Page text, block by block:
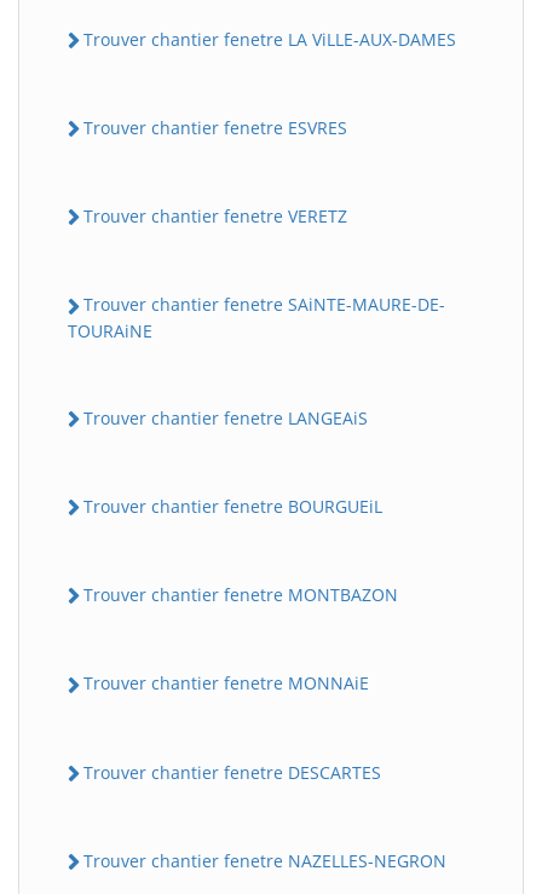
Trouver chantier fenetre LA ViLLE-AUX-DAMES
Trouver chantier fenetre ESVRES
Trouver chantier fenetre VERETZ
Trouver chantier fenetre SAiNTE-MAURE-DE-
TOURAiNE
Trouver chantier fenetre LANGEAiS
Trouver chantier fenetre BOURGUEiL
Trouver chantier fenetre MONTBAZON
Trouver chantier fenetre MONNAiE
Trouver chantier fenetre DESCARTES
Trouver chantier fenetre NAZELLES-NEGRON